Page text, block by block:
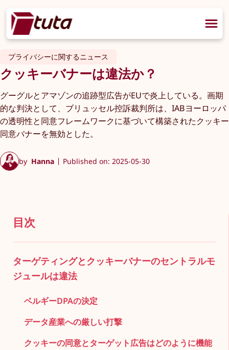
プライバシーに関するニュース
クッキーバナーは違法か？
グーグルとアマゾンの追跡型広告がEUで炎上している。画期
的な判決として、ブリュッセル控訴裁判所は、IABヨーロッパ
の透明性と同意フレームワークに基づいて構築されたクッキー
同意バナーを無効とした。
by Hanna Published on: 2025-05-30
目次
ターゲティングとクッキーバナーのセントラルモ
ジュールは違法
ベルギーDPAの決定
データ産業への厳しい打撃
クッキーの同意とターゲット広告はどのように機能